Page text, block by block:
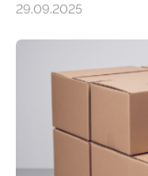
Mensch-Maschine-
Die zugrunde
anderen Maschinen
umzurüsten ist ein
Maschine faltet in
Landkarten und
Exemplare pro
Auftrag kann das
29.09.2025